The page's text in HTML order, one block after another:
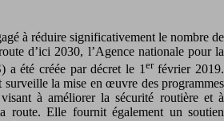
à réduire significativement le nombre de
d’ici 2030, l’Agence nationale pour la
a été créée par décret le 1erfévrier 2019.
surveille la mise en œuvre des programmes
à améliorer la sécurité routière et à
route. Elle fournit également un soutien